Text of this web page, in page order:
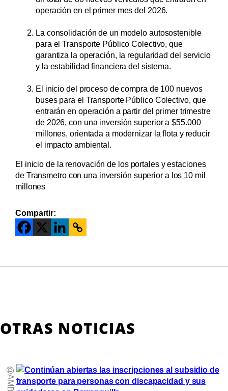
operación en el primer mes del 2026.
La consolidación de un modelo autosostenible
para el Transporte Público Colectivo, que
garantiza la operación, la regularidad del servicio
y la estabilidad financiera del sistema.
El inicio del proceso de compra de 100 nuevos
buses para el Transporte Público Colectivo, que
entrarán en operación a partir del primer trimestre
de 2026, con una inversión superior a $55.000
millones, orientada a modernizar la flota y reducir
el impacto ambiental.
El inicio de la renovación de los portales y estaciones
de Transmetro con una inversión superior a los 10 mil
millones
Compartir:
OTRAS NOTICIAS
@AMB